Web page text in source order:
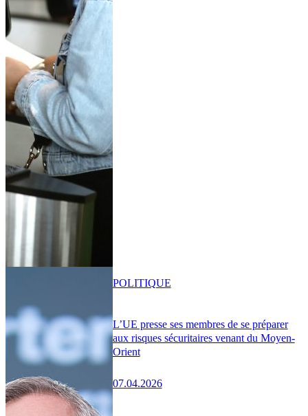
L’UE presse ses membres de se préparer
aux risques sécuritaires venant du Moyen-
Orient
07.04.2026
POLITIQUE